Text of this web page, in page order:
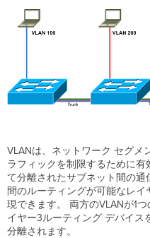
VLANは、ネットワーク セグメ
ラフィックを制限するために
て分離されたサブネット間の
間のルーティングが可能なレ
現できます。 両方のVLANが1
イヤー3ルーティング デバイス
分離されます。